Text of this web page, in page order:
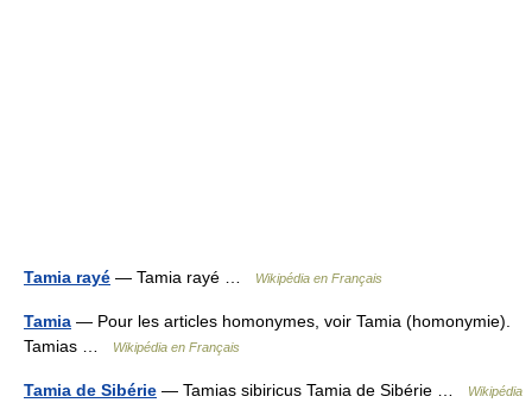
Tamia rayé — Tamia rayé … Wikipédia en Français
Tamia — Pour les articles homonymes, voir Tamia (homonymie).
Tamias …
Wikipédia en Français
Tamia de Sibérie — Tamias sibiricus Tamia de Sibérie …
Wikipédia